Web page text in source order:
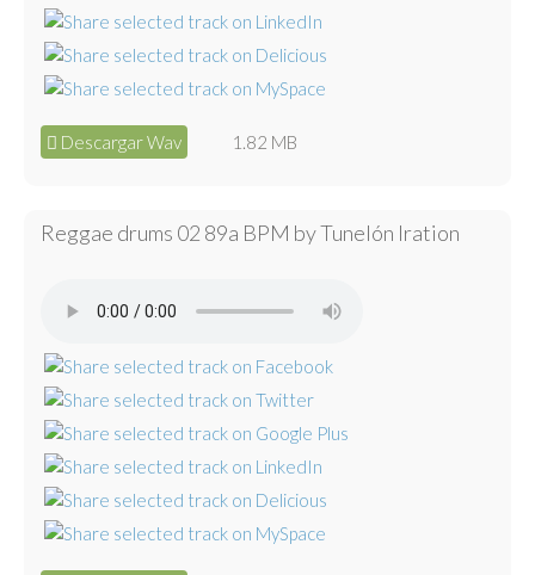
Descargar Wav 1.82 MB
Reggae drums 02 89a BPM by Tunelón Iration